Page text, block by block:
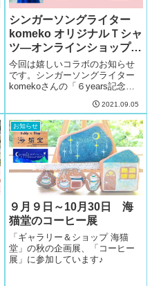
シンガーソングライター
komeko オリジナルＴシャ
ツ―オンラインショップか
ら販売開始―
今回は嬉しいコラボのお知らせ
です。シンガーソングライター
komekoさんの「６years記念オ
た♪ komekoさんのオンラインシ
ョップから販売開始となってい
ます。
2021.09.05
お知らせ
９月９日～10月30日 海
猫堂のコーヒー展
「ギャラリー＆ショップ 海猫
堂」の秋の企画展、「コーヒー
展」に参加しています♪